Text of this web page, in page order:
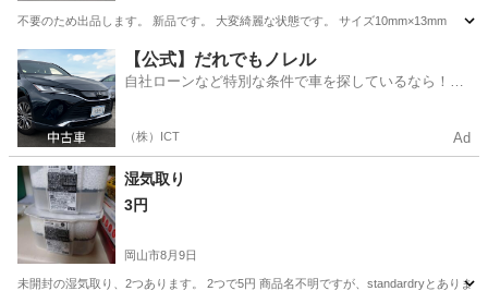
不要のため出品します。 新品です。 大変綺麗な状態です。 サイズ10mm×13mm
岡山 岡山市 備前西市駅 その他 KTC
【公式】だれでもノレル
自社ローンなど特別な条件で車を探しているなら！金
（株）ICT Ad
湿気取り
3円
岡山市8月9日
未開封の湿気取り、2つあります。 2つで5円 商品名不明ですが、standardryとあります